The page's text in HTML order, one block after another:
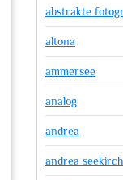
abstrakte
altona
ammersee
analog
andrea
andrea